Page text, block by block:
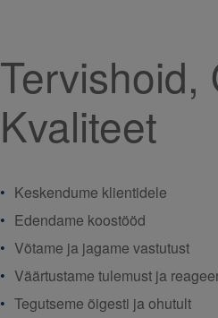
Tervishoid,
Kvaliteet
Keskendume klientidele
Edendame koostööd
Võtame ja jagame vastutust
Väärtustame tulemust ja
Tegutseme õigesti ja ohutult